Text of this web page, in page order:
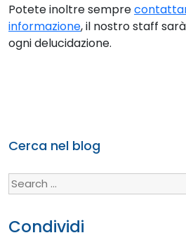
Potete inoltre sempre
informazione, il nostro staff
ogni delucidazione.
Cerca nel blog
Search
for:
Condividi